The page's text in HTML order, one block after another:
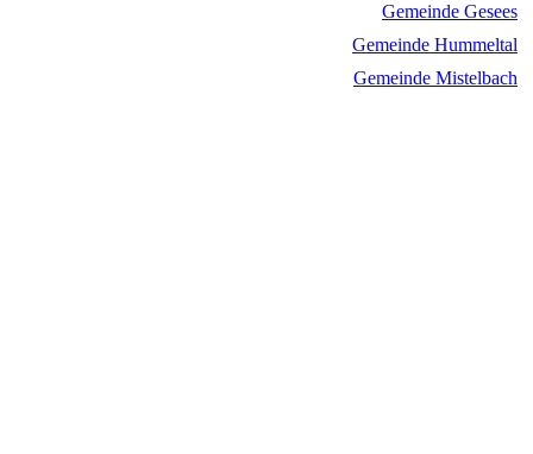
Gemeinde Gesees
Gemeinde Hummeltal
Gemeinde Mistelbach